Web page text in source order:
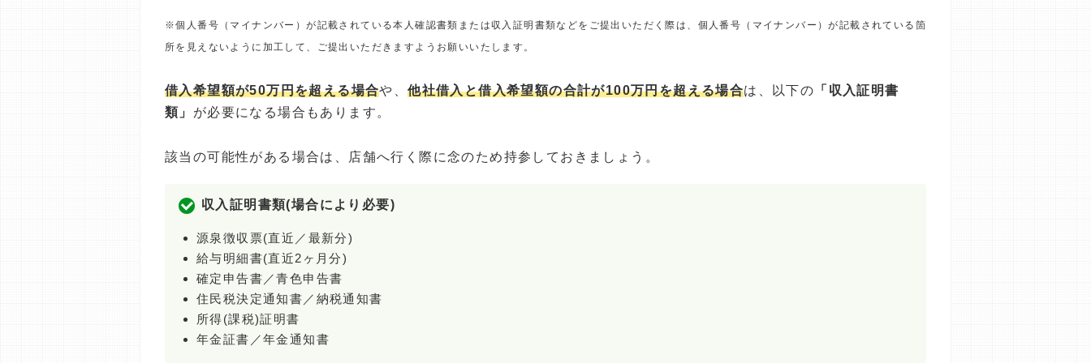
※個人番号（マイナンバー）が記載されている本人確認書類または収入証明書類などをご提出いただく際は、個人番号（マイナンバー）が記載されている箇
所を見えないように加工して、ご提出いただきますようお願いいたします。
借入希望額が50万円を超える場合や、他社借入と借入希望額の合計が100万円を超える場合は、以下の 「収入証明書
類」 が必要になる場合もあります。
該当の可能性がある場合は、店舗へ行く際に念のため持参しておきましょう。
収入証明書類(場合により必要)
源泉徴収票(直近／最新分)
給与明細書(直近2ヶ月分)
確定申告書／青色申告書
住民税決定通知書／納税通知書
所得(課税)証明書
年金証書／年金通知書